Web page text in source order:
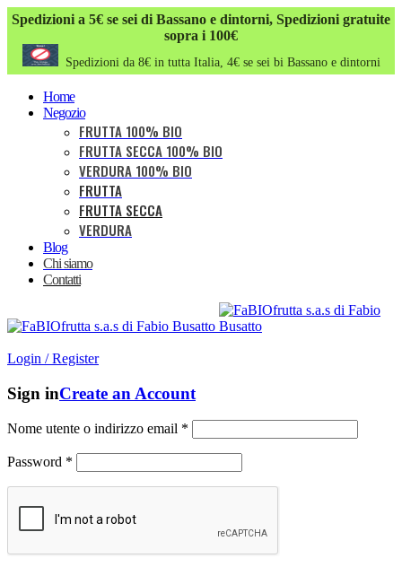
Spedizioni a 5€ se sei di Bassano e dintorni, Spedizioni gratuite
sopra i 100€
Spedizioni da 8€ in tutta Italia, 4€ se sei bi Bassano e dintorni
Home
Negozio
FRUTTA 100% BIO
FRUTTA SECCA 100% BIO
VERDURA 100% BIO
FRUTTA
FRUTTA SECCA
VERDURA
Blog
Chi siamo
Contatti
Login / Register
Sign inCreate an Account
Nome utente o indirizzo email *
Password *